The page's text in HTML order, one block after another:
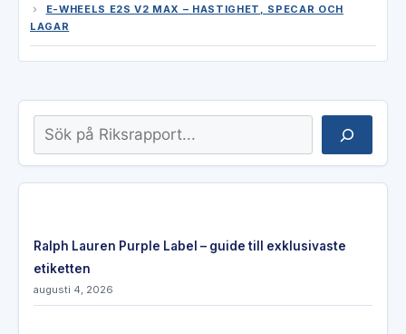
E-WHEELS E2S V2 MAX – HASTIGHET, SPECAR OCH
LAGAR
Sök
Ralph Lauren Purple Label – guide till exklusivaste
etiketten
augusti 4, 2026